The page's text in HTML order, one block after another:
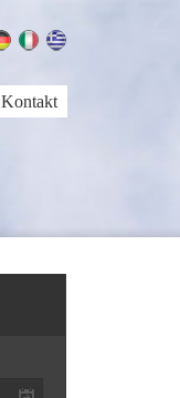
Kontakt